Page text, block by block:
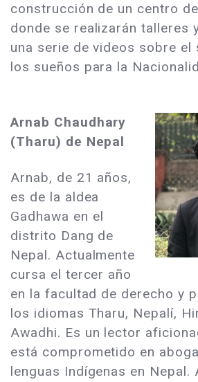
construcción de un centro
donde se realizarán talleres
una serie de videos sobre el
los sueños para la
Arnab Chaudhary
(Tharu) de Nepal
Arnab, de 21 años,
es de la aldea
Gadhawa en el
distrito Dang de
Nepal. Actualmente
cursa el tercer año
en la facultad de derecho y
los idiomas Tharu, Nepalí,
Awadhi. Es un lector
está comprometido en
lenguas Indígenas en Nepal.